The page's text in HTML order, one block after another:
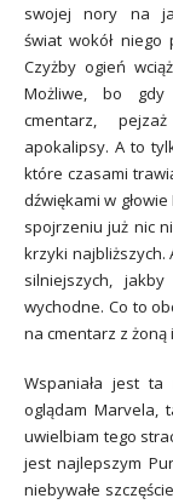
swojej nory na
świat wokół niego
Czyżby ogień
Możliwe, bo
cmentarz,
apokalipsy. A to
które czasami
dźwiękami w
spojrzeniu już nic
krzyki najbliższych.
silniejszych, jakby
wychodne. Co to
na cmentarz z żoną
Wspaniała jest ta
oglądam Marvela,
uwielbiam tego
jest najlepszym
niebywałe